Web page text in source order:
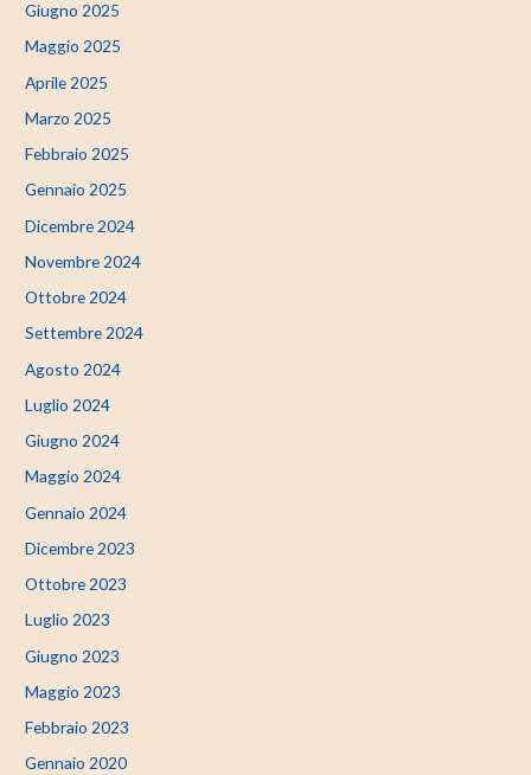
Giugno 2025
Maggio 2025
Aprile 2025
Marzo 2025
Febbraio 2025
Gennaio 2025
Dicembre 2024
Novembre 2024
Ottobre 2024
Settembre 2024
Agosto 2024
Luglio 2024
Giugno 2024
Maggio 2024
Gennaio 2024
Dicembre 2023
Ottobre 2023
Luglio 2023
Giugno 2023
Maggio 2023
Febbraio 2023
Gennaio 2020